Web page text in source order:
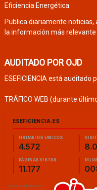
Eficiencia Energética.
Publica diariamente noticias,
la información más
AUDITADO POR OJD
ESEFICIENCIA está auditado
TRÁFICO WEB (durante